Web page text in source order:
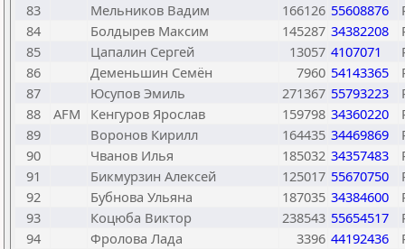
83
Мельников Вадим 166126 55608876
84
Болдырев Максим 145287 34382208
85
Цапалин Сергей 13057 4107071
86
Деменьшин Семён 7960 54143365
87
Юсупов Эмиль 271367 55793223
88
AFM Кенгуров Ярослав 159798 34360220
89
Воронов Кирилл 164435 34469869
90
Чванов Илья 185032 34357483
91
Бикмурзин Алексей 125017 55670750
92
Бубнова Ульяна 187035 34384600
93
Коцюба Виктор 238543 55654517
94
Фролова Лада 3396 44192436